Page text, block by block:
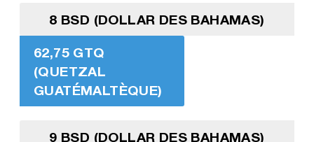
8 BSD (DOLLAR DES BAHAMAS)
62,75 GTQ
(QUETZAL
GUATÉMALTÈQUE)
9 BSD (DOLLAR DES BAHAMAS)